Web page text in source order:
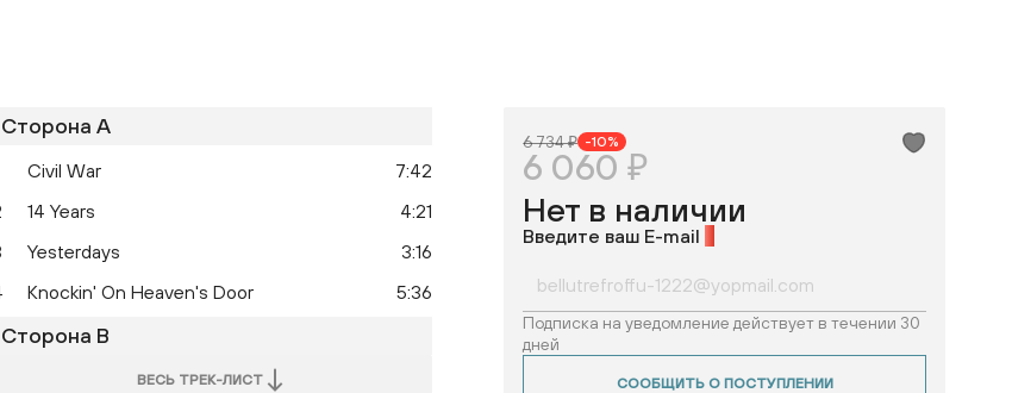
Сторона A
Civil War
7:42
14 Years
4:21
Yesterdays
3:16
Knockin' On Heaven's Door 5:36
Сторона B
ВЕСЬ ТРЕК-ЛИСТ
6 734 ₽ -10%
6 060 ₽
Нет в наличии
Введите ваш E-mail
Подписка на уведомление действует в течении 30
дней
СООБЩИТЬ О ПОСТУПЛЕНИИ